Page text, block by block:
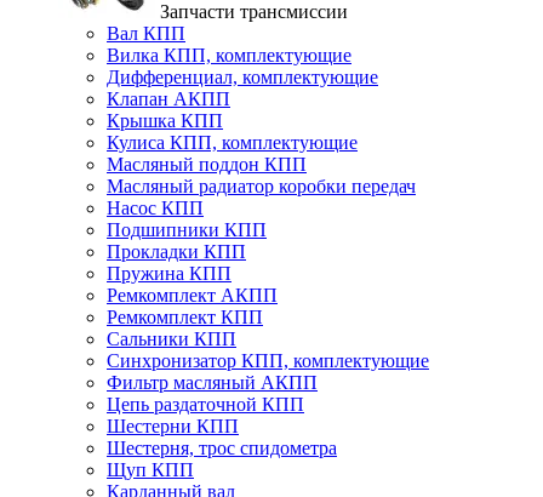
Запчасти трансмиссии
Вал КПП
Вилка КПП, комплектующие
Дифференциал, комплектующие
Клапан АКПП
Крышка КПП
Кулиса КПП, комплектующие
Масляный поддон КПП
Масляный радиатор коробки передач
Насос КПП
Подшипники КПП
Прокладки КПП
Пружина КПП
Ремкомплект АКПП
Ремкомплект КПП
Сальники КПП
Синхронизатор КПП, комплектующие
Фильтр масляный АКПП
Цепь раздаточной КПП
Шестерни КПП
Шестерня, трос спидометра
Щуп КПП
Карданный вал